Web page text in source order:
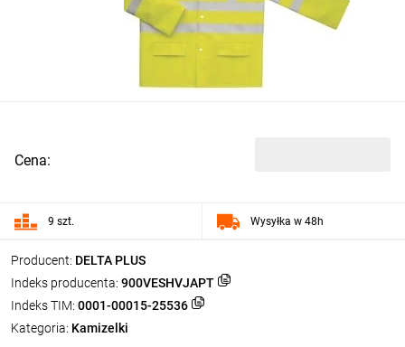
Producent: DELTA PLUS
Indeks producenta: 900VESHVJAPT
Indeks TIM: 0001-00015-25536
Kategoria: Kamizelki
Cena:
9 szt. Wysyłka w 48h